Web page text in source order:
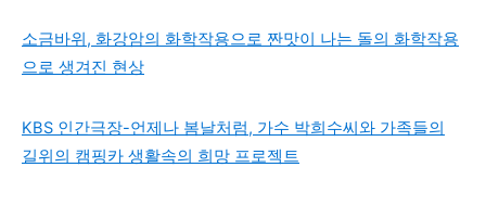
소금바위, 화강암의 화학작용으로 짠맛이 나는 돌의 화학작용
으로 생겨진 현상
KBS 인간극장-언제나 봄날처럼, 가수 박희수씨와 가족들의
길위의 캠핑카 생활속의 희망 프로젝트